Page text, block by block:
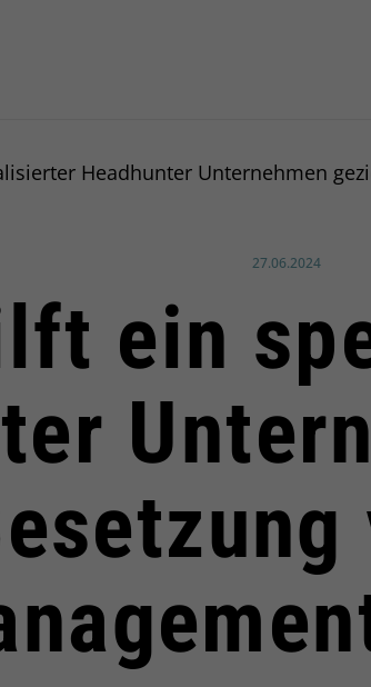
Headhunter Unternehmen
Veröffentlicht am:
27.06.2024
ein